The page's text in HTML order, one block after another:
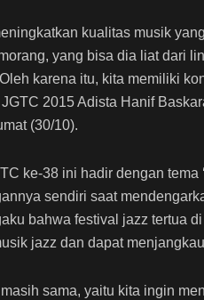
kualitas musik
yang bisa dia liat dari
karena itu, kita memiliki
2015 Adista Hanif
(30/10).
ke-38 ini hadir dengan
sendiri saat
bahwa festival jazz tertua
jazz dan dapat
sama, yaitu kita ingin